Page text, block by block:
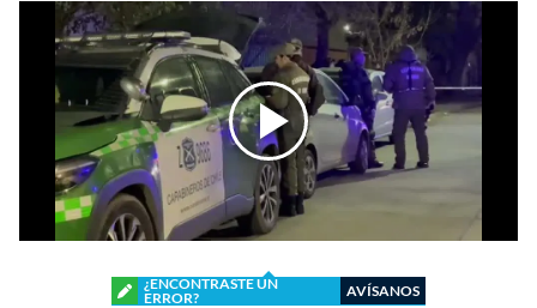
¿ENCONTRASTE UN
ERROR?
AVÍSANOS